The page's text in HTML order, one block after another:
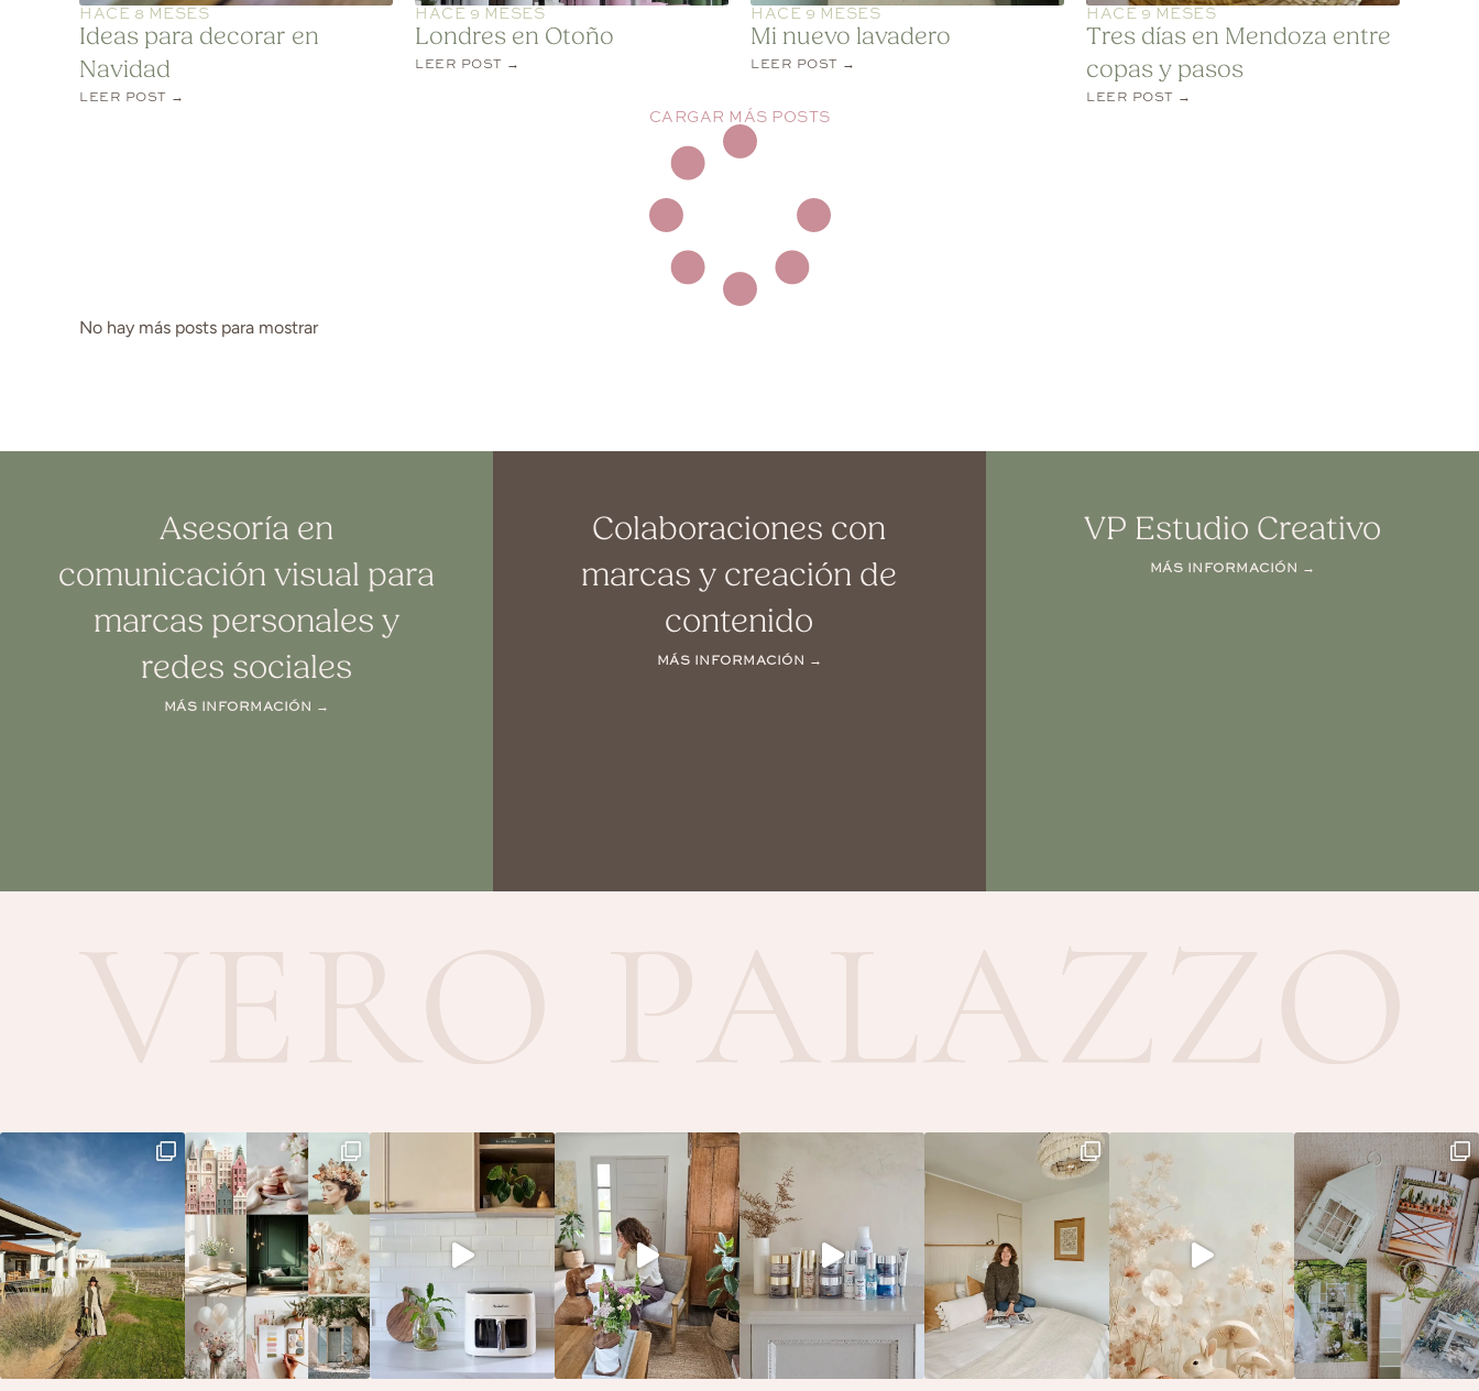
HACE 8 MESES
Ideas para decorar en
Navidad
LEER POST →
HACE 9 MESES
Londres en Otoño
LEER POST →
HACE 9 MESES
Mi nuevo lavadero
LEER POST →
HACE 9 MESES
Tres días en Mendoza entre
copas y pasos
LEER POST →
CARGAR MÁS POSTS
No hay más posts para mostrar
Asesoría en
comunicación visual para
marcas personales y
redes sociales
MÁS INFORMACIÓN →
Colaboraciones con
marcas y creación de
contenido
MÁS INFORMACIÓN →
VP Estudio Creativo
MÁS INFORMACIÓN →